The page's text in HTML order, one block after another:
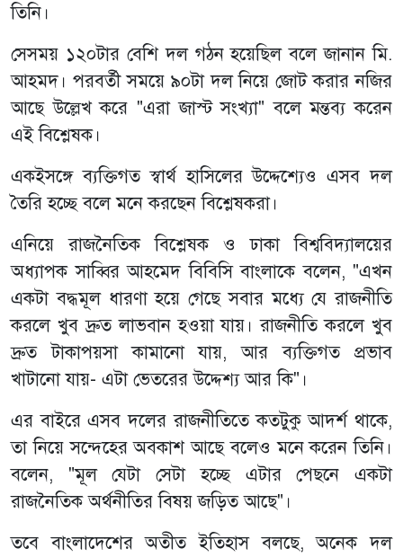
তিনি।
সেসময় ১২০টার বেশি দল গঠন হয়েছিল বলে জানান মি.
আহমদ। পরবর্তী সময়ে ৯০টা দল নিয়ে জোট করার নজির
আছে উল্লেখ করে "এরা জাস্ট সংখ্যা" বলে মন্তব্য করেন
এই বিশ্লেষক।
একইসঙ্গে ব্যক্তিগত স্বার্থ হাসিলের উদ্দেশ্যেও এসব দল
তৈরি হচ্ছে বলে মনে করছেন বিশ্লেষকরা।
এনিয়ে রাজনৈতিক বিশ্লেষক ও ঢাকা বিশ্ববিদ্যালয়ের
অধ্যাপক সাব্বির আহমেদ বিবিসি বাংলাকে বলেন, "এখন
একটা বদ্ধমূল ধারণা হয়ে গেছে সবার মধ্যে যে রাজনীতি
করলে খুব দ্রুত লাভবান হওয়া যায়। রাজনীতি করলে খুব
দ্রুত টাকাপয়সা কামানো যায়, আর ব্যক্তিগত প্রভাব
খাটানো যায়- এটা ভেতরের উদ্দেশ্য আর কি"।
এর বাইরে এসব দলের রাজনীতিতে কতটুকু আদর্শ থাকে,
তা নিয়ে সন্দেহের অবকাশ আছে বলেও মনে করেন তিনি।
বলেন, "মূল যেটা সেটা হচ্ছে এটার পেছনে একটা
রাজনৈতিক অর্থনীতির বিষয় জড়িত আছে"।
তবে বাংলাদেশের অতীত ইতিহাস বলছে, অনেক দল